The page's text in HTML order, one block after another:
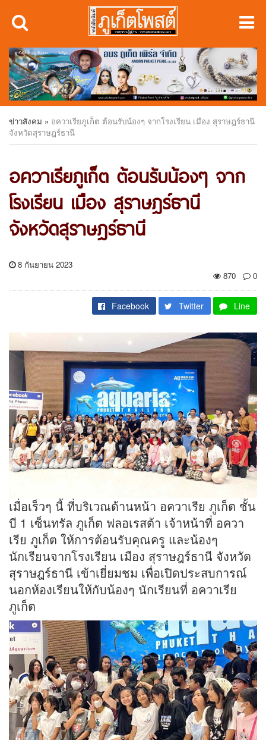
ข่าวสังคม » อควาเรียภูเก็ต ต้อนรับน้องๆ จากโรงเรียน เมือง สุราษฎร์ธานี
จังหวัดสุราษฎร์ธานี
อควาเรียภูเก็ต ต้อนรับน้องๆ จาก
โรงเรียน เมือง สุราษฎร์ธานี
จังหวัดสุราษฎร์ธานี
8 กันยายน 2023
870
0
Facebook Twitter Line
เมื่อเร็วๆ นี้ ที่บริเวณด้านหน้า อควาเรีย ภูเก็ต ชั้น
บี 1 เซ็นทรัล ภูเก็ต ฟลอเรสต้า เจ้าหน้าที่ อควา
เรีย ภูเก็ต ให้การต้อนรับคุณครู และน้องๆ
นักเรียนจากโรงเรียน เมือง สุราษฎร์ธานี จังหวัด
สุราษฎร์ธานี เข้าเยี่ยมชม เพื่อเปิดประสบการณ์
นอกห้องเรียนให้กับน้องๆ นักเรียนที่ อควาเรีย
ภูเก็ต